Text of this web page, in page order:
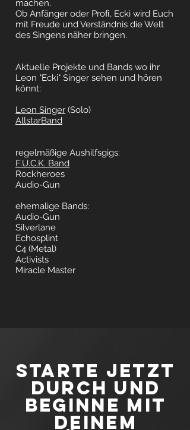
machen.
Ob Anfänger oder Proﬁ, Ecki wird Euch
mit Freude und Verständnis die Welt
des Singens näher bringen.
Aktuelle Projekte und Bands wo ihr
Leon "Ecki" Singer sehen und hören
könnt:
Leon Singer (Solo)
AllstarBand
regelmäßige Aushilfsgigs:
F.U.C.K. Band
Rockheroes
Audio-Gun
ehemalige Bands:
Audio-Gun
Silverlane
Echosplint
C4 (Metal)
Activists
Miracle Master
Starte Jetzt
durch und
beginne mit
deinem